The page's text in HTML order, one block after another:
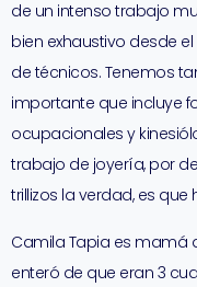
de un intenso trabajo
bien exhaustivo desde
de técnicos. Tenemos
importante que incluye
ocupacionales y
trabajo de joyería, por
trillizos la verdad, es
Camila Tapia es mamá
enteró de que eran 3